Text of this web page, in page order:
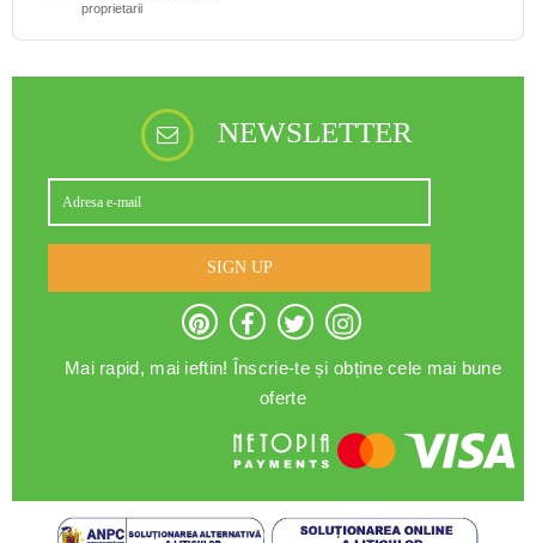
proprietarii
NEWSLETTER
SIGN UP
Mai rapid, mai ieftin! Înscrie-te și obține cele mai bune
oferte